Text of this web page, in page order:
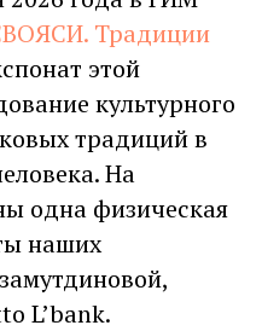
Традиции
этой
культурного
традиций в
На
одна физическая
наших
L’bank.